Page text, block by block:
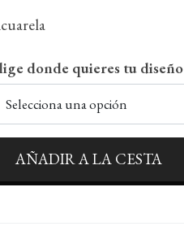
donde quieres tu diseño
Selecciona una opción
AÑADIR A LA CESTA